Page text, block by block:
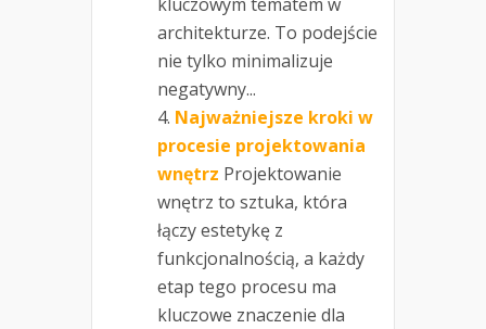
architekturze. To podejście
nie tylko minimalizuje
negatywny...
Najważniejsze kroki w
procesie projektowania
wnętrz Projektowanie
wnętrz to sztuka, która
łączy estetykę z
funkcjonalnością, a każdy
etap tego procesu ma
kluczowe znaczenie dla